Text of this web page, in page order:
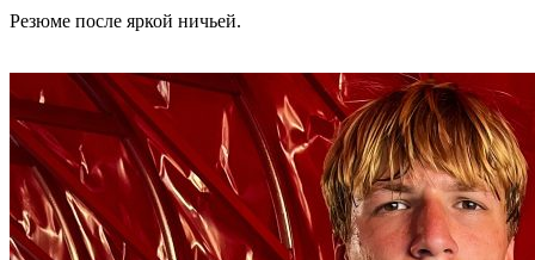
Резюме после яркой ничьей.